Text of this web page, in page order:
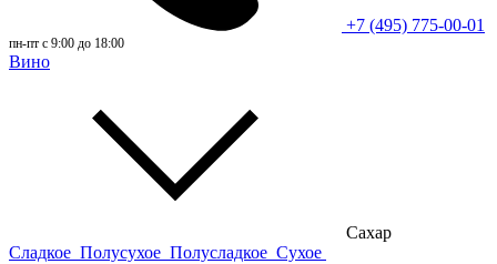
+7 (495) 775-00-01
пн-пт с 9:00 до 18:00
Вино
Сахар
Сладкое Полусухое Полусладкое Сухое